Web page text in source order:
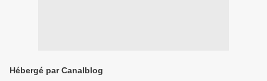
Hébergé par Canalblog